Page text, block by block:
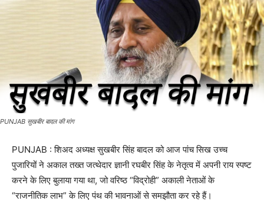
PUNJAB सुखबीर बादल की मांग
PUNJAB : शिअद अध्यक्ष सुखबीर सिंह बादल को आज पांच सिख उच्च
पुजारियों ने अकाल तख्त जत्थेदार ज्ञानी रघबीर सिंह के नेतृत्व में अपनी राय स्पष्ट
करने के लिए बुलाया गया था, जो वरिष्ठ “विद्रोही” अकाली नेताओं के
“राजनीतिक लाभ” के लिए पंथ की भावनाओं से समझौता कर रहे हैं।